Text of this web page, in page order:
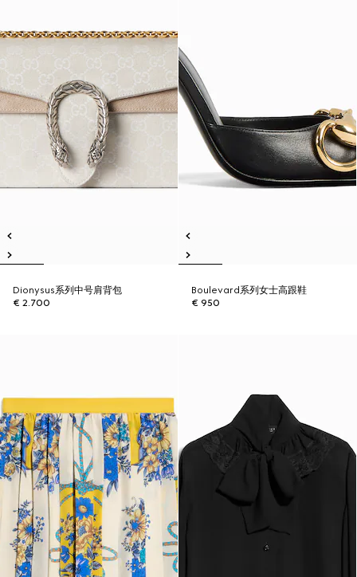
Dionysus系列中号肩背包
€ 2.700
Boulevard系列女士高跟鞋
€ 950